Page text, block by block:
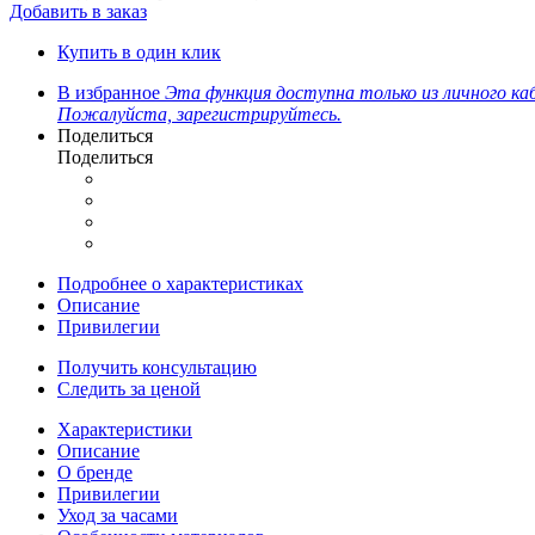
Добавить в заказ
Купить в один клик
В избранное Эта функция доступна только из личного
Пожалуйста, зарегистрируйтесь.
Поделиться
Поделиться
Подробнее о характеристиках
Описание
Привилегии
Получить консультацию
Следить за ценой
Характеристики
Описание
О бренде
Привилегии
Уход за часами